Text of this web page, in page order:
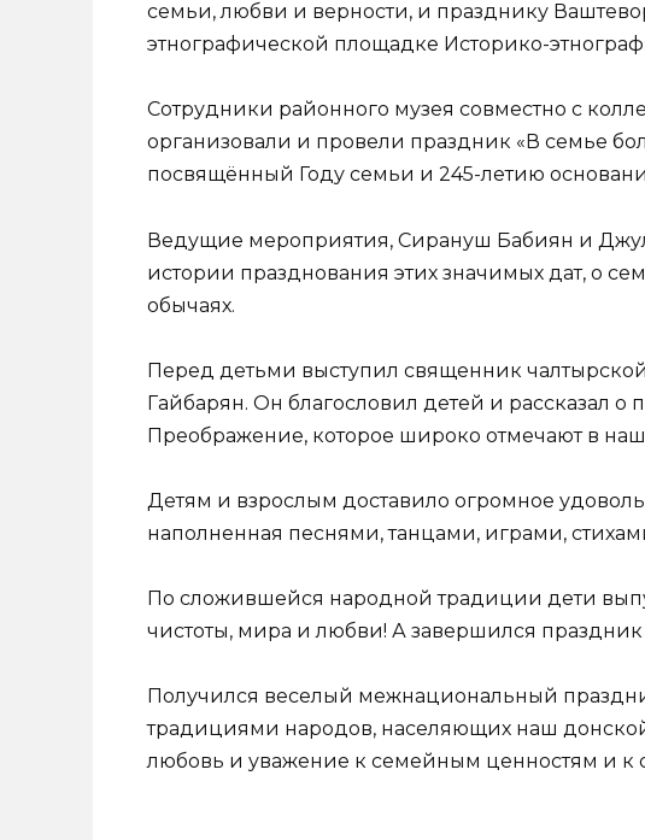
семьи, любви и верности, и празднику
этнографической площадке Историко-
Сотрудники районного музея совместно с
организовали и провели праздник «В семье
посвящённый Году семьи и 245-летию
Ведущие мероприятия, Сирануш Бабиян и
истории празднования этих значимых дат, о
обычаях.
Перед детьми выступил священник
Гайбарян. Он благословил детей и рассказал
Преображение, которое широко отмечают в
Детям и взрослым доставило огромное
наполненная песнями, танцами, играми,
По сложившейся народной традиции дети
чистоты, мира и любви! А завершился
Получился веселый межнациональный
традициями народов, населяющих наш
любовь и уважение к семейным ценностям и к